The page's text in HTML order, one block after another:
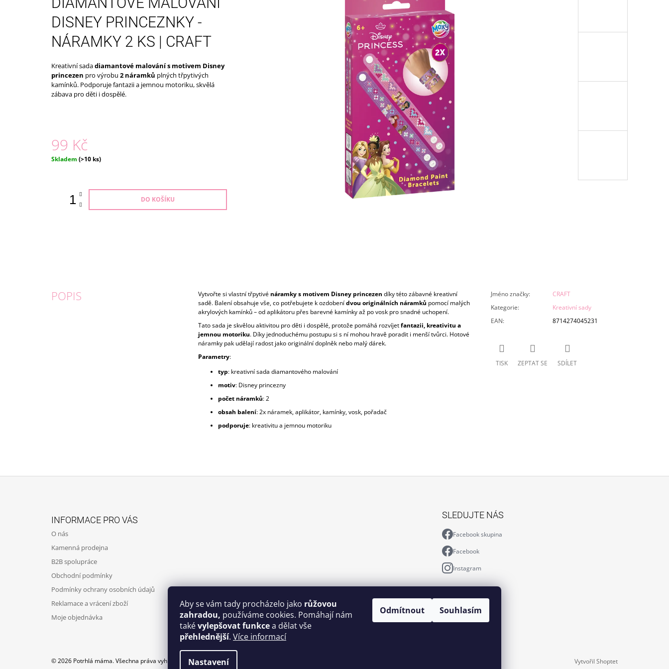
Aby se vám tady procházelo jako růžovou
zahradou, používáme cookies. Pomáhají nám
takévylepšovat funkcea dělat vše
přehlednější. Více informací
Nastavení
Odmítnout Souhlasím
DISNEY PRINCEZNKY -
NÁRAMKY 2 KS | CRAFT
Kreativní sadadiamantové malování s motivem Disney
princezen pro výrobu 2 náramků plných třpytivých
kamínků. Podporuje fantazii a jemnou motoriku, skvělá
zábava pro děti i dospělé.
99 Kč
Měrná
Skladem (>10 ks)
DO KOŠÍKU
POPIS Vytvořte si vlastní třpytivé náramky s motivem Disney princezen díky této zábavné kreativní
sadě. Balení obsahuje vše, co potřebujete k ozdobenídvou originálních náramků pomocí malých
akrylových kamínků – od aplikátoru přes barevné kamínky až po vosk pro snadné uchopení.
Tato sada je skvělou aktivitou pro děti i dospělé, protože pomáhá rozvíjetfantazii, kreativitu a
jemnou motoriku. Díky jednoduchému postupu si s ní mohou hravě poradit i menší tvůrci. Hotové
náramky pak udělají radost jako originální doplněk nebo malý dárek.
Parametry:
typ: kreativní sada diamantového malování
motiv: Disney princezny
počet náramků: 2
obsah balení: 2x náramek, aplikátor, kamínky, vosk, pořadač
podporuje: kreativitu a jemnou motoriku
Jméno značky:
CRAFT
Kategorie:
Kreativní sady
EAN: 8714274045231
TISK ZEPTAT SE SDÍLET
179 Kč
159 Kč
INFORMACE PRO VÁS
O nás
Kamenná prodejna
B2B spolupráce
Obchodní podmínky
Podmínky ochrany osobních údajů
Reklamace a vrácení zboží
Moje objednávka
SLEDUJTE NÁS
Facebook skupina
Facebook
Instagram
Vytvořil Shoptet
© 2026 Potrhlá máma. Všechna práva vyhrazena.